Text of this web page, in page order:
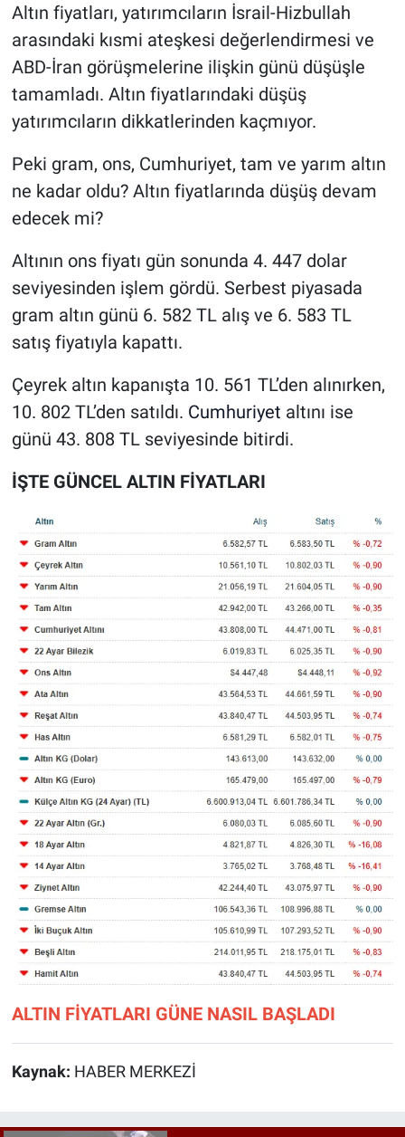
Altın fiyatları, yatırımcıların İsrail-Hizbullah
arasındaki kısmi ateşkesi değerlendirmesi ve
ABD-İran görüşmelerine ilişkin günü düşüşle
tamamladı. Altın fiyatlarındaki düşüş
yatırımcıların dikkatlerinden kaçmıyor.
Peki gram, ons, Cumhuriyet, tam ve yarım altın
ne kadar oldu? Altın fiyatlarında düşüş devam
edecek mi?
Altının ons fiyatı gün sonunda 4. 447 dolar
seviyesinden işlem gördü. Serbest piyasada
gram altın günü 6. 582 TL alış ve 6. 583 TL
satış fiyatıyla kapattı.
Çeyrek altın kapanışta 10. 561 TL’den alınırken,
10. 802 TL’den satıldı. Cumhuriyet altını ise
günü 43. 808 TL seviyesinde bitirdi.
İŞTE GÜNCEL ALTIN FİYATLARI
ALTIN FİYATLARI GÜNE NASIL BAŞLADI
Kaynak: HABER MERKEZİ